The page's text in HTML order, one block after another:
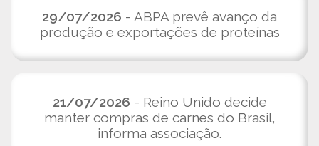
29/07/2026 - ABPA prevê avanço da
produção e exportações de proteínas
21/07/2026 - Reino Unido decide
manter compras de carnes do Brasil,
informa associação.